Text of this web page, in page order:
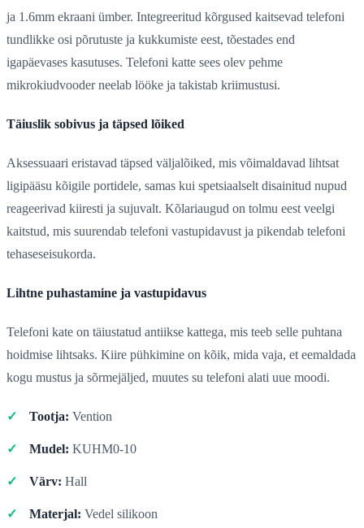
ja 1.6mm ekraani ümber. Integreeritud kõrgused kaitsevad telefoni
tundlikke osi põrutuste ja kukkumiste eest, tõestades end
igapäevases kasutuses. Telefoni katte sees olev pehme
mikrokiudvooder neelab lööke ja takistab kriimustusi.
Täiuslik sobivus ja täpsed lõiked
Aksessuaari eristavad täpsed väljalõiked, mis võimaldavad lihtsat
ligipääsu kõigile portidele, samas kui spetsiaalselt disainitud nupud
reageerivad kiiresti ja sujuvalt. Kõlariaugud on tolmu eest veelgi
kaitstud, mis suurendab telefoni vastupidavust ja pikendab telefoni
tehaseseisukorda.
Lihtne puhastamine ja vastupidavus
Telefoni kate on täiustatud antiikse kattega, mis teeb selle puhtana
hoidmise lihtsaks. Kiire pühkimine on kõik, mida vaja, et eemaldada
kogu mustus ja sõrmejäljed, muutes su telefoni alati uue moodi.
Tootja: Vention
Mudel: KUHM0-10
Värv: Hall
Materjal: Vedel silikoon